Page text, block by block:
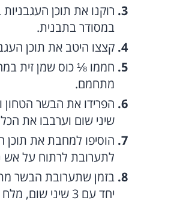
רוקנו את תוכן
במסודר בתבנית.
קצצו היטב את תוכן
חממו ⅛ כוס שמן זית
מתחמם.
שיני שום וערבבו את
הוסיפו למחבת את תוכן
לתערובת לרתוח על אש
בזמן שתערובת הבשר
יחד עם 3 שיני שום, מלח ו-¼ כוס שמן זית. ערבבו קלות.